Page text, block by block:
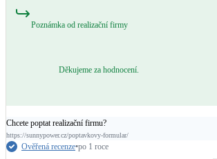
Poznámka od realizační firmy
Děkujeme za hodnocení.
Chcete poptat realizační firmu?
https://sunnypower.cz/poptavkovy-formular/
Ověřená recenze•po 1 roce